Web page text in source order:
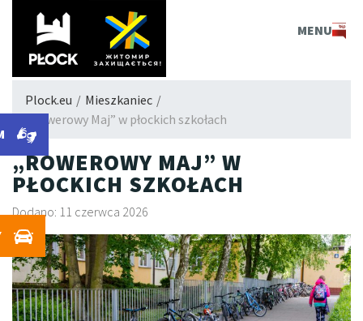
MENU
Plock.eu / Mieszkaniec /
„Rowerowy Maj” w płockich szkołach
„ROWEROWY MAJ” W
PŁOCKICH SZKOŁACH
Dodano: 11 czerwca 2026